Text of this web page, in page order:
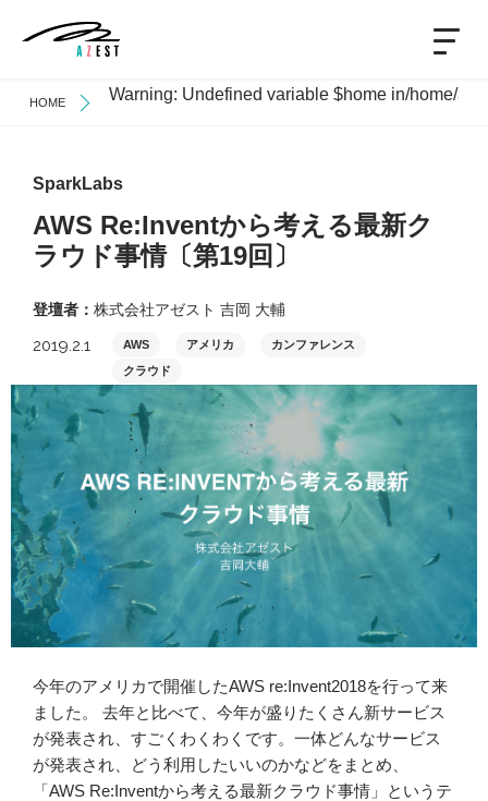
HOME Warning: Undefined variable $home in/home/
SparkLabs
AWS Re:Inventから考える最新ク
ラウド事情〔第19回〕
登壇者： 株式会社アゼスト 吉岡 大輔
2019.2.1 AWS アメリカ
カンファレンス
クラウド
今年のアメリカで開催したAWS re:Invent2018を行って来
ました。 去年と比べて、今年が盛りたくさん新サービス
が発表され、すごくわくわくです。一体どんなサービス
が発表され、どう利用したいいのかなどをまとめ、
「AWS Re:Inventから考える最新クラウド事情」というテ